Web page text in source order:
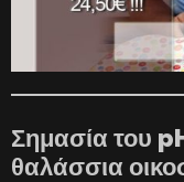
Σημασία του
θαλάσσια